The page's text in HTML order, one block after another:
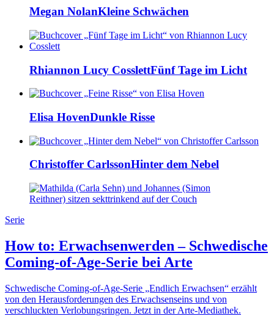
Megan NolanKleine Schwächen
Rhiannon Lucy CosslettFünf Tage im Licht
Elisa HovenDunkle Risse
Christoffer CarlssonHinter dem Nebel
Serie
How to: Erwachsenwerden – Schwedische
Coming-of-Age-Serie bei Arte
Schwedische Coming-of-Age-Serie „Endlich Erwachsen“ erzählt
von den Herausforderungen des Erwachsenseins und von
verschluckten Verlobungsringen. Jetzt in der Arte-Mediathek.